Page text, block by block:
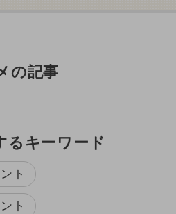
の記事
るキーワード
ト
ト